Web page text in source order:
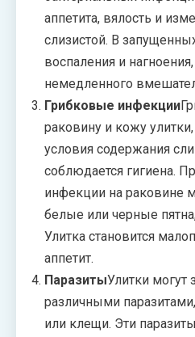
аппетита, вялость и
слизистой. В
воспаления и
немедленного
Грибковые инфекции
раковину и кожу
условия содержания
соблюдается гигиена.
инфекции на раковине
белые или черные
Улитка становится
аппетит.
ПаразитыУлитки могут
различными
или клещи. Эти